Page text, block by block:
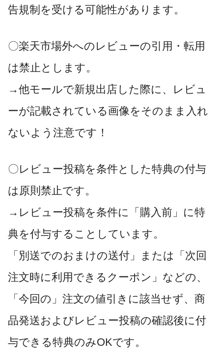
告規制を受ける可能性があります。
〇楽天市場外へのレビューの引用・転用
は禁止とします。
→他モールで新規出店した際に、レビュ
ーが記載されている画像をそのまま入れ
ないよう注意です！
〇レビュー投稿を条件とした特典の付与
は原則禁止です。
→レビュー投稿を条件に「購入前」に特
典を付与することしています。
「別送でのおまけの送付」または「次回
注文時に利用できるクーポン」などの、
「今回の」注文の値引きに該当せず、商
品発送およびレビュー投稿の確認後に付
与できる特典のみOKです。